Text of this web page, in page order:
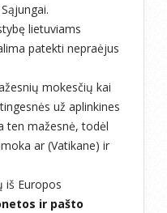
lietuviams
patekti nepraėjus
mokesčių kai
už aplinkines
ten mažesnė, todėl
ar (Vatikane) ir
iš Europos
ir pašto